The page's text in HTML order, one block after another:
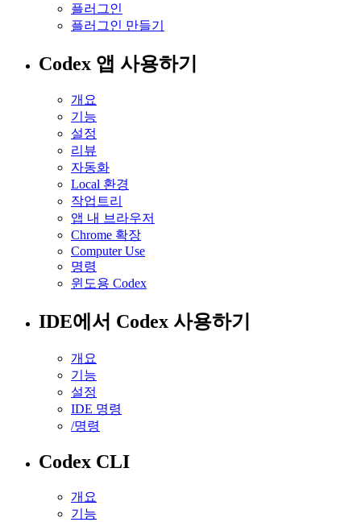
플러그인
플러그인 만들기
Codex 앱 사용하기
개요
기능
설정
리뷰
자동화
Local 환경
작업트리
앱 내 브라우저
Chrome 확장
Computer Use
명령
윈도용 Codex
IDE에서 Codex 사용하기
개요
기능
설정
IDE 명령
/명령
Codex CLI
개요
기능